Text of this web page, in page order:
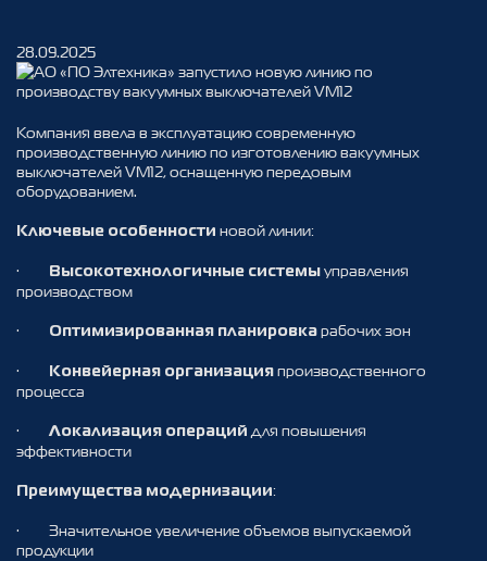
28.09.2025
Компания ввела в эксплуатацию современную
производственную линию по изготовлению вакуумных
выключателей VM12, оснащенную передовым
оборудованием.
Ключевые особенности новой линии:
· Высокотехнологичные системы управления
производством
·
Оптимизированная планировка рабочих зон
· Конвейерная организация производственного
процесса
·
Локализация операций для повышения
эффективности
Преимущества модернизации:
· Значительное увеличение объемов выпускаемой
продукции